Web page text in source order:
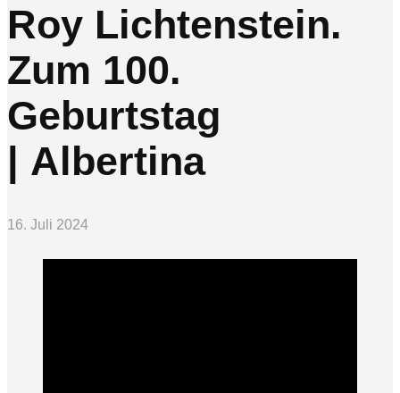
Roy Lichtenstein.
Zum 100.
Geburtstag
| Albertina
16. Juli 2024